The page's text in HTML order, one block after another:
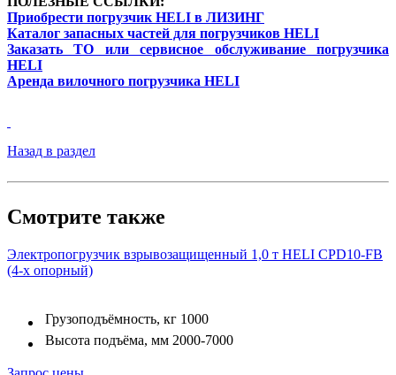
Приобрести погрузчик HELI в ЛИЗИНГ
Каталог запасных частей для погрузчиков HELI
Заказать ТО или сервисное обслуживание погрузчика
HELI
Аренда вилочного погрузчика HELI
Назад в раздел
Смотрите также
Электропогрузчик взрывозащищенный 1,0 т HELI CPD10-FB
(4-х опорный)
Грузоподъёмность, кг 1000
Высота подъёма, мм 2000-7000